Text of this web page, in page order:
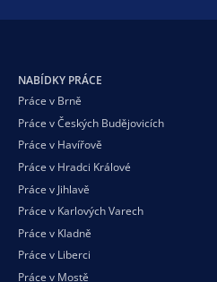
NABÍDKY PRÁCE
Práce v Brně
Práce v Českých Budějovicích
Práce v Havířově
Práce v Hradci Králové
Práce v Jihlavě
Práce v Karlových Varech
Práce v Kladně
Práce v Liberci
Práce v Mostě